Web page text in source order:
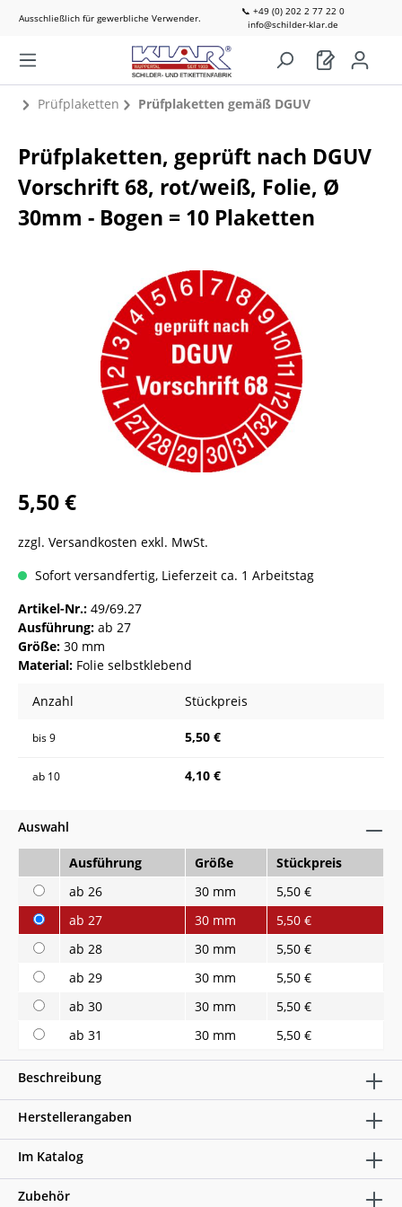
Ausschließlich für gewerbliche Verwender.
📞 +49 (0) 202 2 77 22 0
info@schilder-klar.de
Prüfplaketten Prüfplaketten gemäß DGUV
Prüfplaketten, geprüft nach DGUV
Vorschrift 68, rot/weiß, Folie, Ø
30mm - Bogen = 10 Plaketten
5,50 €
zzgl. Versandkosten exkl. MwSt.
Sofort versandfertig, Lieferzeit ca. 1 Arbeitstag
Artikel-Nr.: 49/69.27
Ausführung: ab 27
Größe: 30 mm
Material: Folie selbstklebend
Anzahl Stückpreis
bis9 5,50 €
ab 10 4,10 €
Auswahl
Ausführung Größe
Stückpreis
ab 26
30 mm
5,50 €
ab 27
30 mm
5,50 €
ab 28
30 mm
5,50 €
ab 29
30 mm
5,50 €
ab 30
30 mm
5,50 €
ab 31
30 mm 5,50 €
Beschreibung
Herstellerangaben
Im Katalog
Zubehör